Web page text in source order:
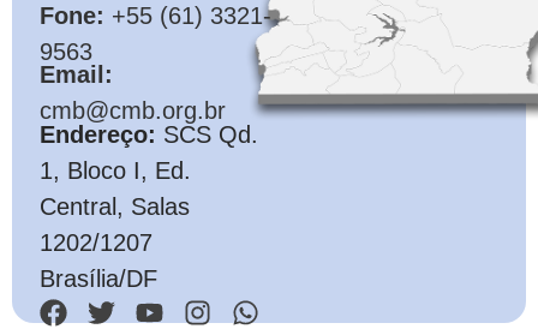
Fone: +55 (61) 3321-
9563
Email:
cmb@cmb.org.br
Endereço: SCS Qd.
1, Bloco I, Ed.
Central, Salas
1202/1207
Brasília/DF